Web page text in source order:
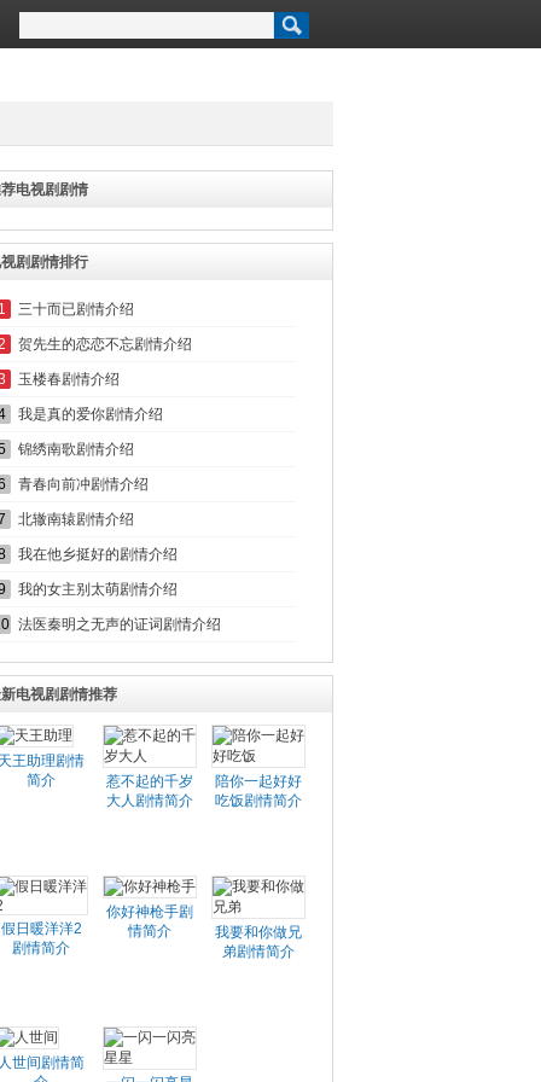
电视剧剧情
剧剧情排行
1 三十而已剧情介绍
贺先生的恋恋不忘剧情介绍
玉楼春剧情介绍
我是真的爱你剧情介绍
锦绣南歌剧情介绍
青春向前冲剧情介绍
北辙南辕剧情介绍
我在他乡挺好的剧情介绍
我的女主别太萌剧情介绍
法医秦明之无声的证词剧情介绍
电视剧剧情推荐
天王助理剧情
简介
惹不起的千岁
大人剧情简介
陪你一起好好
吃饭剧情简介
假日暖洋洋2
剧情简介
你好神枪手剧
情简介
我要和你做兄
弟剧情简介
人世间剧情简